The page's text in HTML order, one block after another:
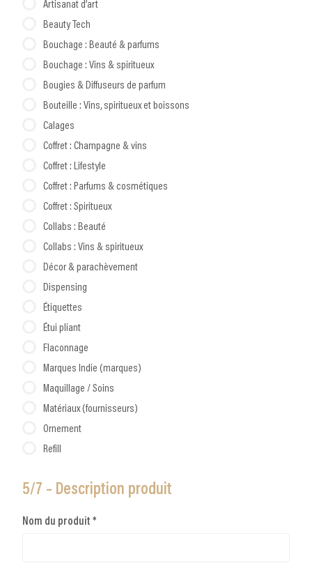
Artisanat d’art
Beauty Tech
Bouchage : Beauté & parfums
Bouchage : Vins & spiritueux
Bougies & Diffuseurs de parfum
Bouteille : Vins, spiritueux et boissons
Calages
Coffret : Champagne & vins
Coffret : Lifestyle
Coffret : Parfums & cosmétiques
Coffret : Spiritueux
Collabs : Beauté
Collabs : Vins & spiritueux
Décor & parachèvement
Dispensing
Étiquettes
Étui pliant
Flaconnage
Marques Indie (marques)
Maquillage / Soins
Matériaux (fournisseurs)
Ornement
Refill
5/7 – Description produit
Nom du produit *